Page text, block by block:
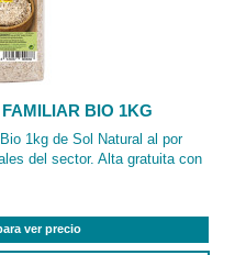
BIO 1KG
1kg de Sol Natural al por
del sector. Alta gratuita con
ver precio